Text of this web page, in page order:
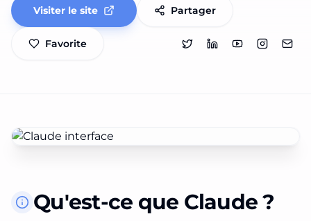
Visiter le site Partager
Favorite
Qu'est-ce que Claude ?